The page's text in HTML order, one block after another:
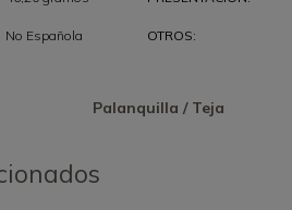
No Española OTROS:
Palanquilla / Teja